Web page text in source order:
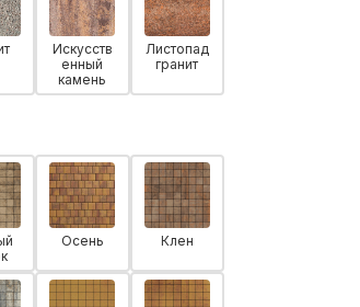
Искусств
енный
камень
Листопад
гранит
Осень Клен